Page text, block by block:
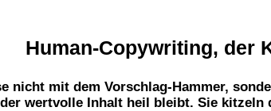
Human-Copywriting, der
nicht mit dem Vorschlag-Hammer,
wertvolle Inhalt heil bleibt. Sie kitzeln